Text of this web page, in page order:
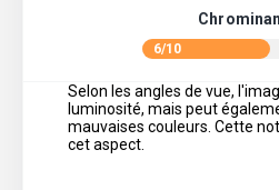
6/10
Selon les angles de vue,
luminosité, mais peut
mauvaises couleurs. Cette
cet aspect.